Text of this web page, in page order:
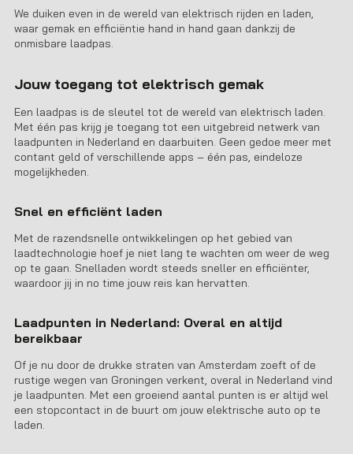
We duiken even in de wereld van elektrisch rijden en laden,
waar gemak en efficiëntie hand in hand gaan dankzij de
onmisbare laadpas.
Jouw toegang tot elektrisch gemak
Een laadpas is de sleutel tot de wereld van elektrisch laden.
Met één pas krijg je toegang tot een uitgebreid netwerk van
laadpunten in Nederland en daarbuiten. Geen gedoe meer met
contant geld of verschillende apps – één pas, eindeloze
mogelijkheden.
Snel en efficiënt laden
Met de razendsnelle ontwikkelingen op het gebied van
laadtechnologie hoef je niet lang te wachten om weer de weg
op te gaan. Snelladen wordt steeds sneller en efficiënter,
waardoor jij in no time jouw reis kan hervatten.
Laadpunten in Nederland: Overal en altijd
bereikbaar
Of je nu door de drukke straten van Amsterdam zoeft of de
rustige wegen van Groningen verkent, overal in Nederland vind
je laadpunten. Met een groeiend aantal punten is er altijd wel
een stopcontact in de buurt om jouw elektrische auto op te
laden.